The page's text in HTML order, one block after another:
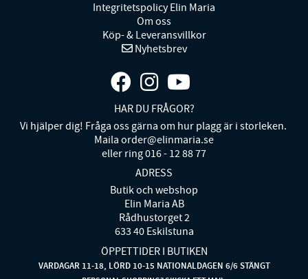
Integritetspolicy Elin Maria
Om oss
Köp- & Leveransvillkor
Nyhetsbrev
HAR DU FRÅGOR?
Vi hjälper dig! Fråga oss gärna om hur plagg är i storleken.
Maila order@elinmaria.se
eller ring 016 - 12 88 77
ADRESS
Butik och webshop
Elin Maria AB
Rådhustorget 2
633 40 Eskilstuna
ÖPPETTIDER I BUTIKEN
VARDAGAR 11-18, LÖRD 10-15 NATIONALDAGEN 6/6 STÄNGT